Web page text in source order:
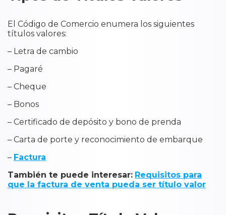
El Código de Comercio enumera los siguientes
títulos valores:
– Letra de cambio
– Pagaré
– Cheque
– Bonos
– Certificado de depósito y bono de prenda
– Carta de porte y reconocimiento de embarque
– Factura
También te puede interesar: Requisitos para
que la factura de venta pueda ser título valor